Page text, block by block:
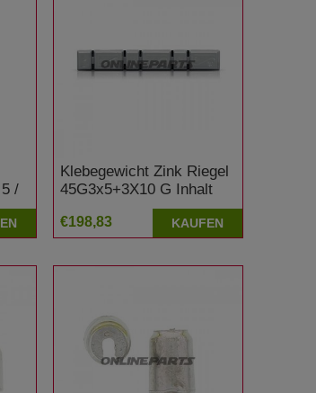
/
Klebegewicht Zink Riegel
45G3x5+3X10 G Inhalt
100 Stück Silber
€198,83 KAUFEN